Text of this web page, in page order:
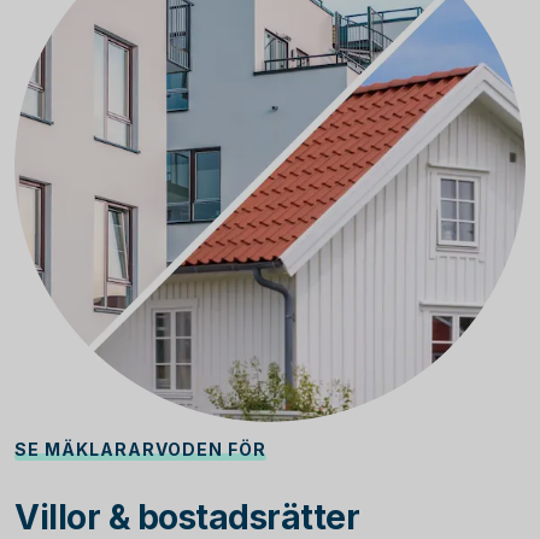
SE MÄKLARARVODEN FÖR
Villor & bostadsrätter